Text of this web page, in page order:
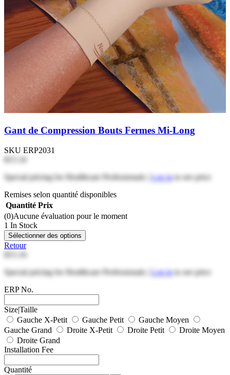
Gant de Compression Bouts Fermes Mi-Long
SKU ERP2031
Special pricing for Healthcare Professionals | Log into see price
Remises selon quantité disponibles
Quantité Prix
(0)Aucune évaluation pour le moment
1 In Stock
Sélectionner des options
Retour
Special pricing for Healthcare Professionals | Log into see price
ERP No.
Size|Taille
Gauche X-Petit
Gauche Petit
Gauche Moyen
Gauche Grand
Droite X-Petit Droite Petit
Droite Moyen
Droite Grand
Installation Fee
Quantité